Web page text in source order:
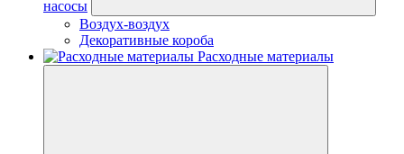
насосы
Воздух-воздух
Декоративные короба
Расходные материалы